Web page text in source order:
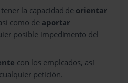
la capacidad de orientar
como de aportar
posible impedimento del
con los empleados, así
petición.